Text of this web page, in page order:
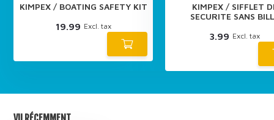
KIMPEX / BOATING SAFETY KIT
19.99 Excl. tax
KIMPEX / SIFFLET
SECURITE SANS
3.99 Excl. tax